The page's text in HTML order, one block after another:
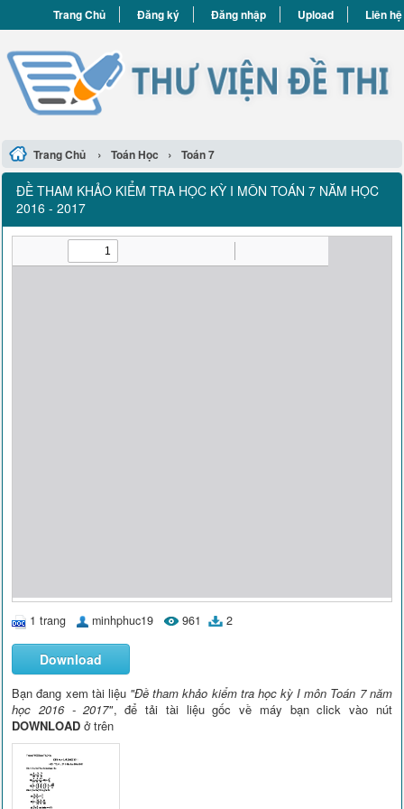
Trang Chủ Đăng ký Đăng nhập Upload Liên hệ
Trang Chủ › Toán Học › Toán 7
ĐỀ THAM KHẢO KIỂM TRA HỌC KỲ I MÔN TOÁN 7 NĂM HỌC
2016 - 2017
1 trang minhphuc19 961 2
Download
Bạn đang xem tài liệu "Đề tham khảo kiểm tra học kỳ I môn Toán 7 năm
học 2016 - 2017", để tải tài liệu gốc về máy bạn click vào nút
DOWNLOAD ở trên